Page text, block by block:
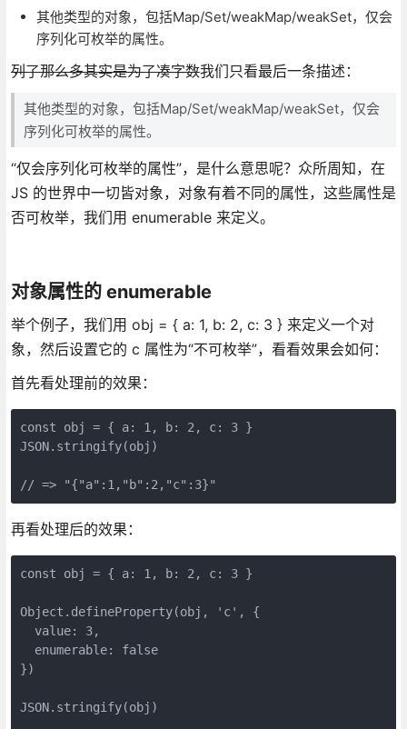
其他类型的对象，包括Map/Set/weakMap/weakSet，仅会
序列化可枚举的属性。
列了那么多其实是为了凑字数我们只看最后一条描述：
其他类型的对象，包括Map/Set/weakMap/weakSet，仅会
序列化可枚举的属性。
“仅会序列化可枚举的属性”，是什么意思呢？众所周知，在
JS 的世界中一切皆对象，对象有着不同的属性，这些属性是
否可枚举，我们用 enumerable 来定义。
对象属性的 enumerable
举个例子，我们用 obj = { a: 1, b: 2, c: 3 } 来定义一个对
象，然后设置它的 c 属性为“不可枚举”，看看效果会如何：
首先看处理前的效果：
const obj = { a: 1, b: 2, c: 3 }
JSON.stringify(obj)
// => "{"a":1,"b":2,"c":3}"
再看处理后的效果：
const obj = { a: 1, b: 2, c: 3 }
Object.defineProperty(obj, 'c', {
  value: 3,
  enumerable: false
})
JSON.stringify(obj)